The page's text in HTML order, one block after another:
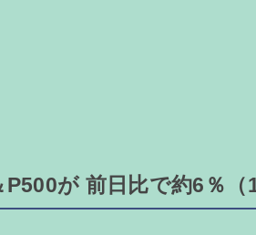
P500が 前日比で約6％（